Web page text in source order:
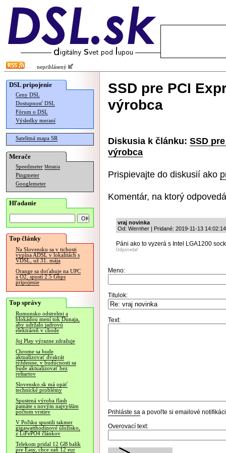
neprihlásený
DSL pripojenie
Ceny DSL
Dostupnosť DSL
Fórum o DSL
Výsledky meraní
Satelitná mapa SR
Merače
Speedmeter Merania
Pingmeter
Googlemeter
Hľadanie
Top články
Na Slovensku sa v tichosti
vypína ADSL v lokalitách s
VDSL, už 31. mája
Orange sa doťahuje na UPC
a O2, spustí 2.5 Gbps
pripojenie
Top správy
Rumunsko odstrelmi a
blokádou mení tok Dunaja,
aby udržalo jadrovú
elektráreň v chode
Joj Play výrazne zdražuje
Chrome sa bude
aktualizovať dvakrát
týždenne, v budúcnosti sa
bude aktualizovať bez
reštartov
Slovensko.sk má opäť
technické problémy
Spustená výroba flash
pamäte s novým najvyšším
počtom vrstiev
V Poľsku spustili takmer
gigawatthodinové úložisko,
z LiFePO4 článkov
Telekom pridal 12 GB balík
pre Easy, chce zaň 12 eur
SSD pre PCI
výrobca
Diskusia k článku: SSD
výrobca
Prispievajte do diskusií ako
Komentár, na ktorý
vraj novinka
Od: Wernher | Pridané: 2019-11-13 14:02:14
Páni ako to vyzerá s Intel LGA1200
Odpovedať
Meno:
Titulok:
Text:
Prihláste sa a povoľte si emailové
Overovací text: